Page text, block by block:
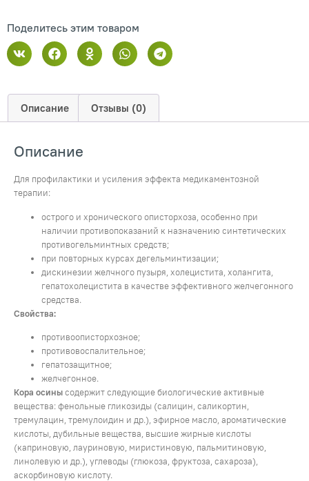
Поделитесь этим товаром
Описание Отзывы (0)
Описание
Для профилактики и усиления эффекта медикаментозной
терапии:
острого и хронического описторхоза, особенно при
наличии противопоказаний к назначению синтетических
противогельминтных средств;
при повторных курсах дегельминтизации;
дискинезии желчного пузыря, холецистита, холангита,
гепатохолецистита в качестве эффективного желчегонного
средства.
Свойства:
противоописторхозное;
противовоспалительное;
гепатозащитное;
желчегонное.
Кора осинысодержит следующие биологические активные
вещества: фенольные гликозиды (салицин, саликортин,
тремулацин, тремулоидин и др.), эфирное масло, ароматические
кислоты, дубильные вещества, высшие жирные кислоты
(каприновую, лауриновую, миристиновую, пальмитиновую,
линолевую и др.), углеводы (глюкоза, фруктоза, сахароза),
аскорбиновую кислоту.